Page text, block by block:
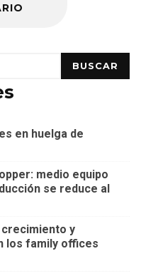
BUSCAR
en huelga de
medio equipo
se reduce al
y
los family offices